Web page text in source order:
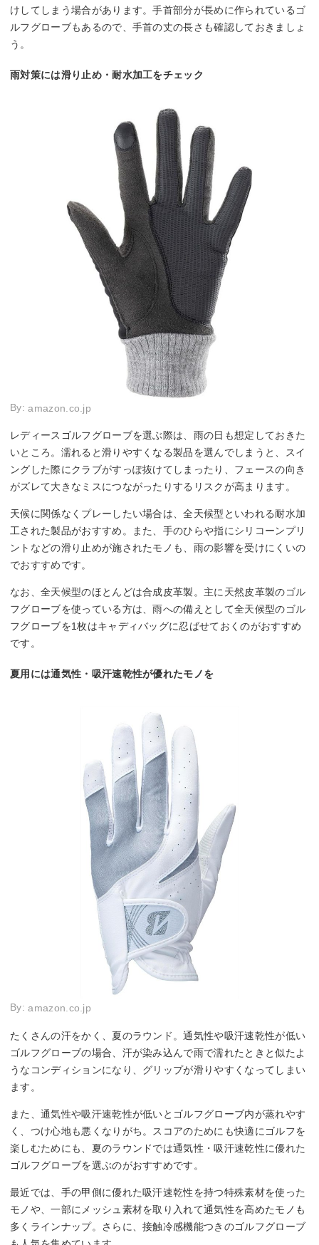
けしてしまう場合があります。手首部分が長めに作られているゴ
ルフグローブもあるので、手首の丈の長さも確認しておきましょ
う。
雨対策には滑り止め・耐水加工をチェック
By:amazon.co.jp
レディースゴルフグローブを選ぶ際は、雨の日も想定しておきた
いところ。濡れると滑りやすくなる製品を選んでしまうと、スイ
ングした際にクラブがすっぽ抜けてしまったり、フェースの向き
がズレて大きなミスにつながったりするリスクが高まります。
天候に関係なくプレーしたい場合は、全天候型といわれる耐水加
工された製品がおすすめ。また、手のひらや指にシリコーンプリ
ントなどの滑り止めが施されたモノも、雨の影響を受けにくいの
でおすすめです。
なお、全天候型のほとんどは合成皮革製。主に天然皮革製のゴル
フグローブを使っている方は、雨への備えとして全天候型のゴル
フグローブを1枚はキャディバッグに忍ばせておくのがおすすめ
です。
夏用には通気性・吸汗速乾性が優れたモノを
By:amazon.co.jp
たくさんの汗をかく、夏のラウンド。通気性や吸汗速乾性が低い
ゴルフグローブの場合、汗が染み込んで雨で濡れたときと似たよ
うなコンディションになり、グリップが滑りやすくなってしまい
ます。
また、通気性や吸汗速乾性が低いとゴルフグローブ内が蒸れやす
く、つけ心地も悪くなりがち。スコアのためにも快適にゴルフを
楽しむためにも、夏のラウンドでは通気性・吸汗速乾性に優れた
ゴルフグローブを選ぶのがおすすめです。
最近では、手の甲側に優れた吸汗速乾性を持つ特殊素材を使った
モノや、一部にメッシュ素材を取り入れて通気性を高めたモノも
多くラインナップ。さらに、接触冷感機能つきのゴルフグローブ